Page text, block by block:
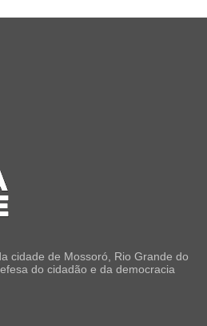
cidade de Mossoró, Rio Grande do
do cidadão e da democracia